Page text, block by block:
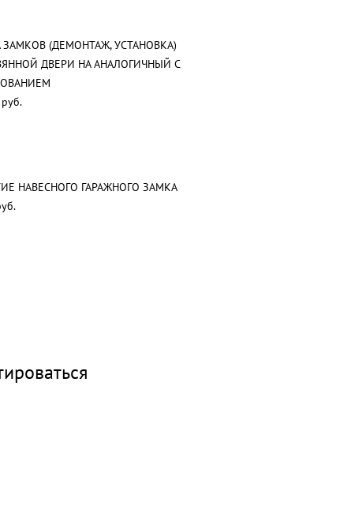
ЗАМКОВ (ДЕМОНТАЖ, УСТАНОВКА)
ДВЕРИ НА АНАЛОГИЧНЫЙ С
НАВЕСНОГО ГАРАЖНОГО ЗАМКА